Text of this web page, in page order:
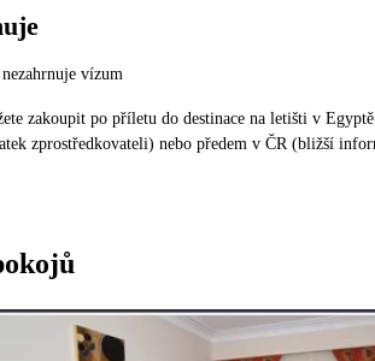
nezahrnuje vízum
zakoupit po příletu do destinace na letišti v
zprostředkovateli) nebo předem v ČR (bližší